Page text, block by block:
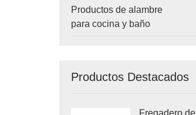
Productos de alambre
para cocina y baño
Productos Destacados
Fregadero de